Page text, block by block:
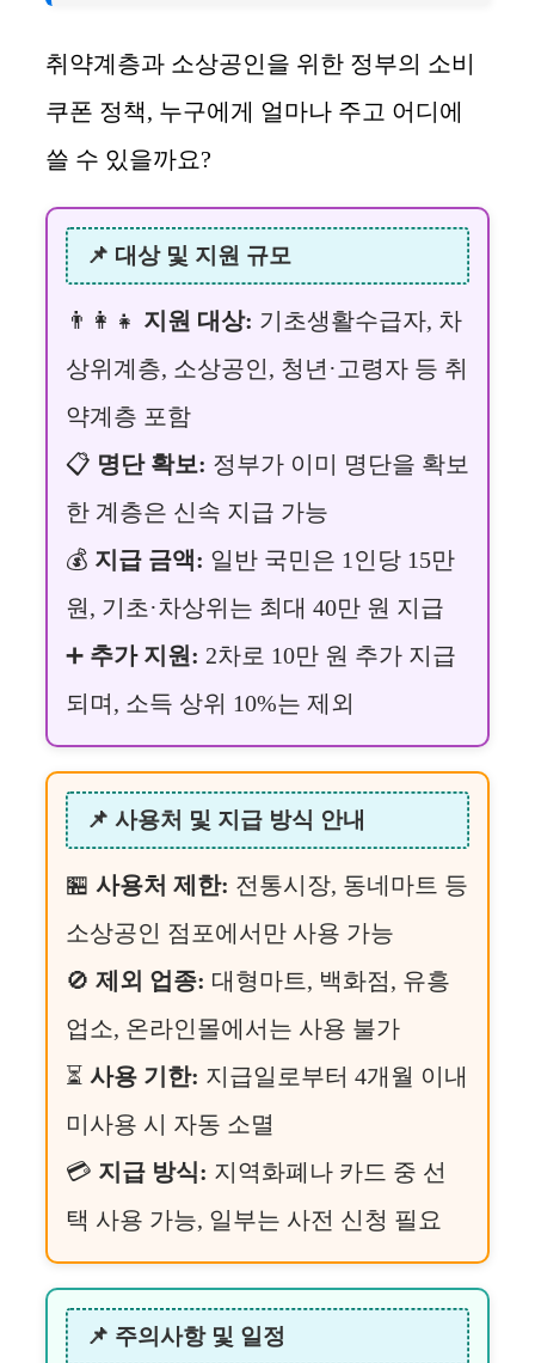
취약계층과 소상공인을 위한 정부의 소비
쿠폰 정책, 누구에게 얼마나 주고 어디에
쓸 수 있을까요?
📌 대상 및 지원 규모
👨‍👩‍👧 지원 대상: 기초생활수급자, 차
상위계층, 소상공인, 청년·고령자 등 취
약계층 포함
📋 명단 확보: 정부가 이미 명단을 확보
한 계층은 신속 지급 가능
💰 지급 금액: 일반 국민은 1인당 15만
원, 기초·차상위는 최대 40만 원 지급
➕ 추가 지원: 2차로 10만 원 추가 지급
되며, 소득 상위 10%는 제외
📌 사용처 및 지급 방식 안내
🏪 사용처 제한: 전통시장, 동네마트 등
소상공인 점포에서만 사용 가능
🚫 제외 업종: 대형마트, 백화점, 유흥
업소, 온라인몰에서는 사용 불가
⏳ 사용 기한: 지급일로부터 4개월 이내
미사용 시 자동 소멸
💳 지급 방식: 지역화폐나 카드 중 선
택 사용 가능, 일부는 사전 신청 필요
📌 주의사항 및 일정